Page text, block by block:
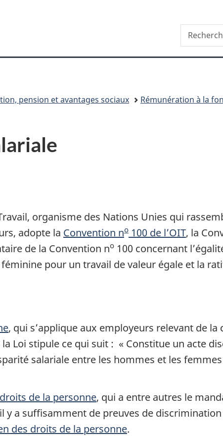
sujet
HTML
Rechercher
dans
pension et avantages sociaux Rémunération à la
organisme des Nations Unies qui
adopte la Convention no 100 de l’OIT, la
de la Convention no 100 concernant
pour un travail de valeur égale et la
, qui s’applique aux employeurs relevant de
Loi stipule ce qui suit : « Constitue un acte
salariale entre les hommes et les
de la personne, qui a entre autres le
y a suffisamment de preuves de
des droits de la personne.